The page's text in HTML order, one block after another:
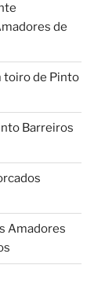
de
toiro de Pinto
Barreiros
Amadores